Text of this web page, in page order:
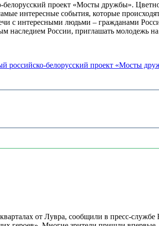
проект «Мосты дружбы».
интересные события, которые
с интересными людьми – гражданами
наследием России, приглашать молодежь
российско-белорусский проект «Мосты
от Лувра, сообщили в пресс-службе